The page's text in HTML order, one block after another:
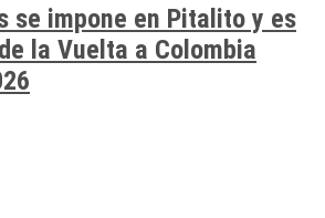
se impone en Pitalito y es
la Vuelta a Colombia